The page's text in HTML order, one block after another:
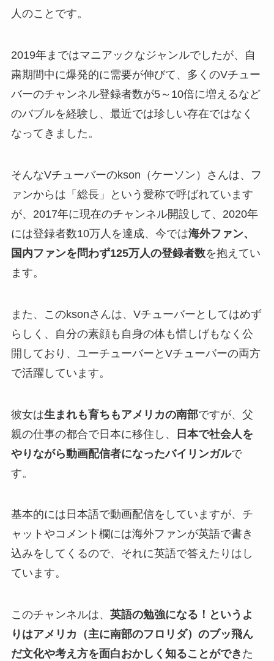
人のことです。
2019年まではマニアックなジャンルでしたが、自
粛期間中に爆発的に需要が伸びて、多くのVチュー
バーのチャンネル登録者数が5～10倍に増えるなど
のバブルを経験し、最近では珍しい存在ではなく
なってきました。
そんなVチューバーのkson（ケーソン）さんは、フ
ァンからは「総長」という愛称で呼ばれています
が、2017年に現在のチャンネル開設して、2020年
には登録者数10万人を達成、今では海外ファン、
国内ファンを問わず125万人の登録者数を抱えてい
ます。
また、このksonさんは、Vチューバーとしてはめず
らしく、自分の素顔も自身の体も惜しげもなく公
開しており、ユーチューバーとVチューバーの両方
で活躍しています。
彼女は生まれも育ちもアメリカの南部ですが、父
親の仕事の都合で日本に移住し、
日本で社会人を
やりながら動画配信者になったバイリンガルで
す。
基本的には日本語で動画配信をしていますが、チ
ャットやコメント欄には海外ファンが英語で書き
込みをしてくるので、それに英語で答えたりはし
ています。
このチャンネルは、 英語の勉強になる！というよ
りはアメリカ（主に南部のフロリダ）のブッ飛ん
だ文化や考え方を面白おかしく知ることができ た